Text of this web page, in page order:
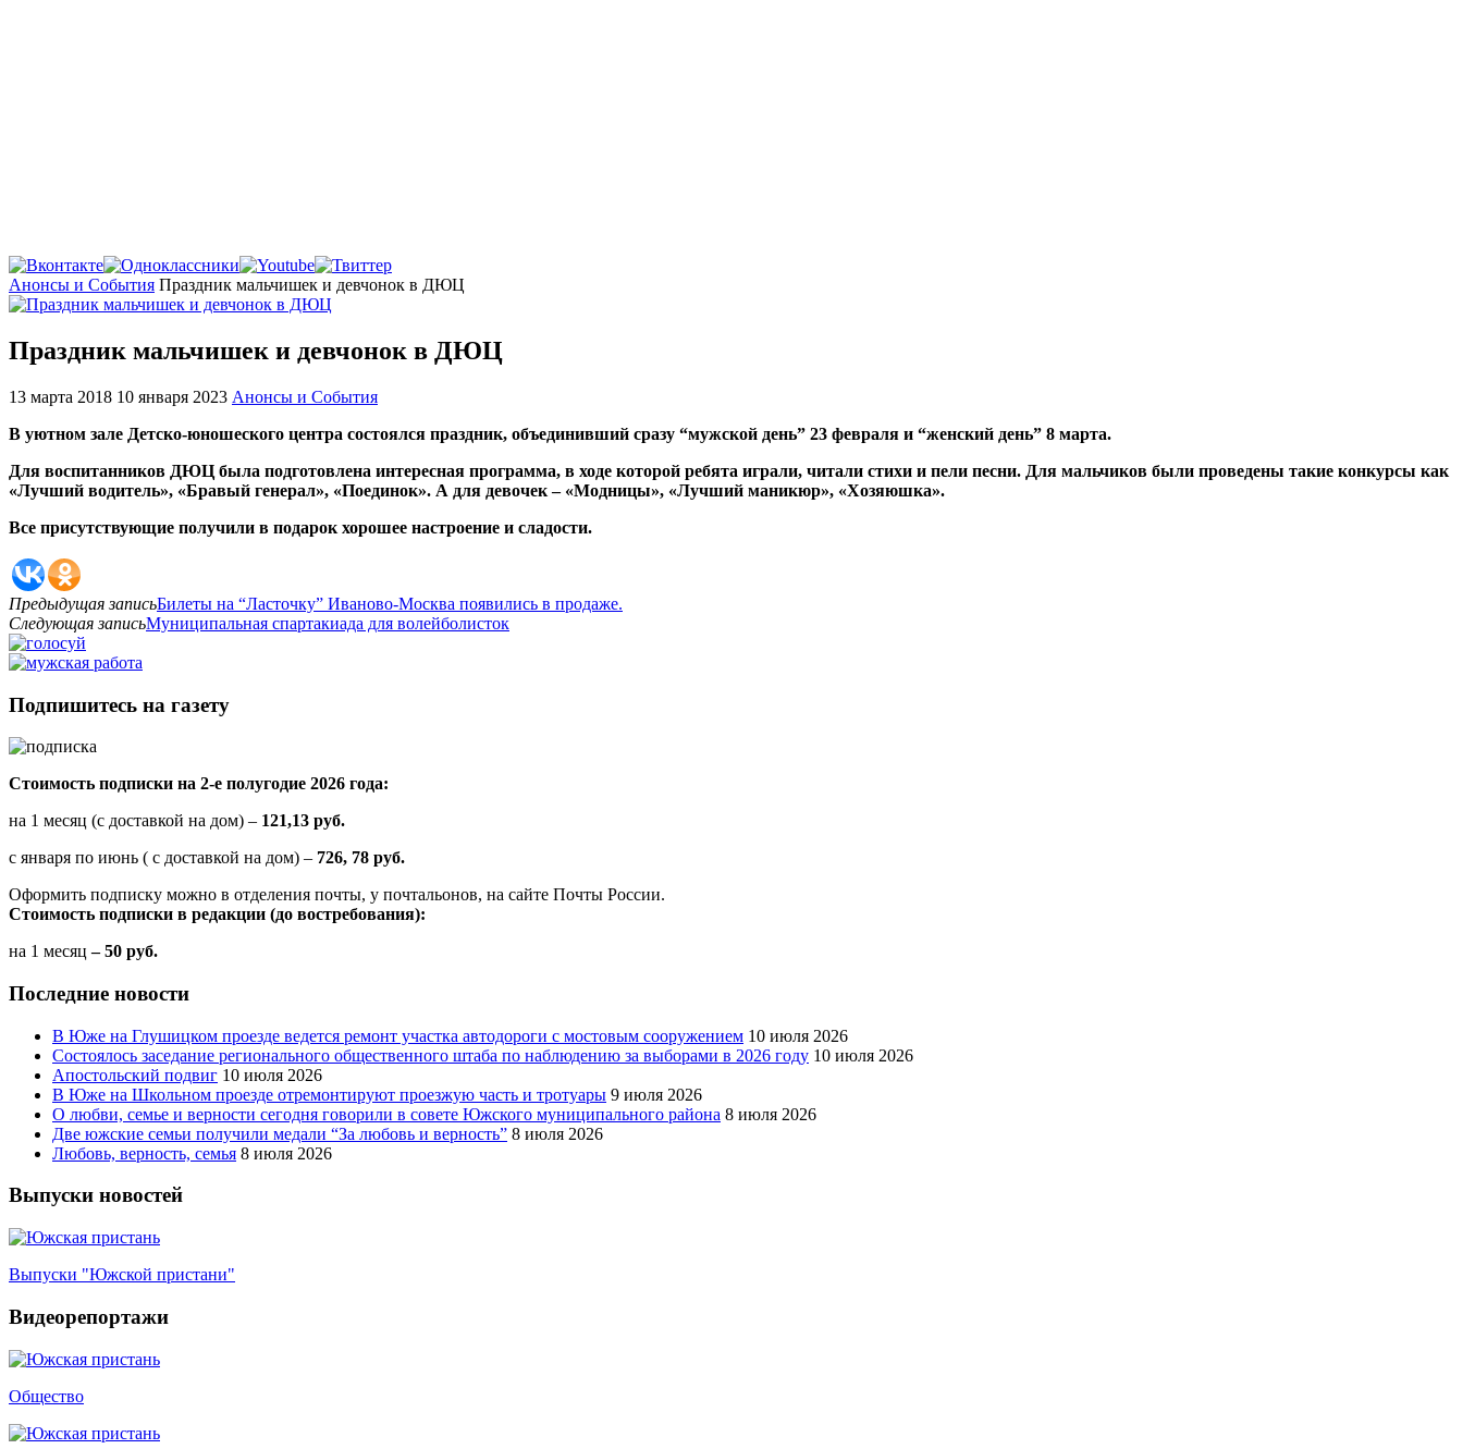
Главная
Анонсы и События Праздник мальчишек и девчонок в ДЮЦ
Праздник мальчишек и девчонок в ДЮЦ
13 марта 2018 10 января 2023 Анонсы и События
В уютном зале Детско-юношеского центра состоялся праздник, объединивший сразу “мужской день” 23 февраля и “женский день” 8 марта.
Для воспитанников ДЮЦ была подготовлена интересная программа, в ходе которой ребята играли, читали стихи и пели песни. Для мальчиков были проведены такие конкурсы как
«Лучший водитель», «Бравый генерал», «Поединок». А для девочек – «Модницы», «Лучший маникюр», «Хозяюшка».
Все присутствующие получили в подарок хорошее настроение и сладости.
Предыдущая записьБилеты на “Ласточку” Иваново-Москва появились в продаже.
Следующая записьМуниципальная спартакиада для волейболисток
Подпишитесь на газету
Стоимость подписки на 2-е полугодие 2026 года:
на 1 месяц (с доставкой на дом) – 121,13 руб.
с января по июнь ( с доставкой на дом) – 726, 78 руб.
Оформить подписку можно в отделения почты, у почтальонов, на сайте Почты России.
Стоимость подписки в редакции (до востребования):
на 1 месяц – 50 руб.
Последние новости
В Юже на Глушицком проезде ведется ремонт участка автодороги с мостовым сооружением 10 июля 2026
Состоялось заседание регионального общественного штаба по наблюдению за выборами в 2026 году 10 июля 2026
Апостольский подвиг 10 июля 2026
В Юже на Школьном проезде отремонтируют проезжую часть и тротуары 9 июля 2026
О любви, семье и верности сегодня говорили в совете Южского муниципального района 8 июля 2026
Две южские семьи получили медали “За любовь и верность” 8 июля 2026
Любовь, верность, семья 8 июля 2026
Выпуски новостей
Выпуски "Южской пристани"
Видеорепортажи
Общество